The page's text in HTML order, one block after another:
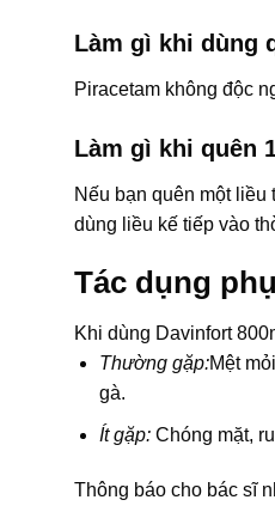
Làm gì khi dùng
Piracetam không độc
Làm gì khi quên
Nếu bạn quên một
dùng liều kế tiếp vào
Tác dụng phụ
Khi dùng Davinfort
Thường gặp:Mệt
gà.
Ít gặp: Chóng mặt,
Thông báo cho bác sĩ